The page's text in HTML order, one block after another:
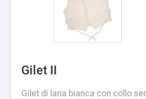
Gilet II
Gilet di lana bianca con collo